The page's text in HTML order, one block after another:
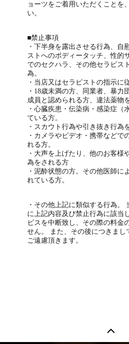
ョーツをご着用いただくことを
い。
■禁止事項
・下半身を露出させる行為、自
ストへのボディータッチ、性的
でのセクハラ、その他セラピス
為。
・当店又はセラピストの指示に
・18歳未満の方、同業者、暴力
成員と認められる方、違法薬物
・心臓疾患・伝染病・感染症（
ている方。
・スカウト行為や引き抜き行為
・カメラやビデオ・携帯などで
れる方。
・大声を上げたり、他のお客様
為をされる方
・泥酔状態の方。その他医師に
れている方。
・その他上記に類似する行為。
に上記内容及び禁止行為に該当
ビスを中断致し、その際の料金
せん。 また、その後につきまし
ご遠慮頂きます。